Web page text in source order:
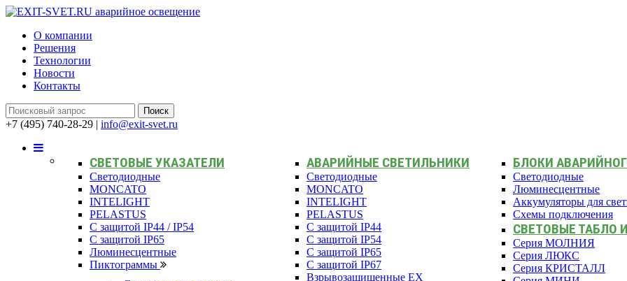
О компании
Решения
Технологии
Новости
Контакты
+7 (495) 740-28-29 | info@exit-svet.ru
СВЕТОВЫЕ УКАЗАТЕЛИ
Светодиодные
MONCATO
INTELIGHT
PELASTUS
С защитой IP44 / IP54
С защитой IP65
Люминесцентные
Пиктограммы
АВАРИЙНЫЕ СВЕТИЛЬНИКИ
Светодиодные
MONCATO
INTELIGHT
PELASTUS
С защитой IP44
С защитой IP54
С защитой IP65
С защитой IP67
Взрывозащищенные EX
БЛОКИ
Светодиодные
Люминесцентные
Аккумуляторы для
Схемы подключения
СВЕТОВЫЕ ТАБЛО
Серия МОЛНИЯ
Серия ЛЮКС
Серия КРИСТАЛЛ